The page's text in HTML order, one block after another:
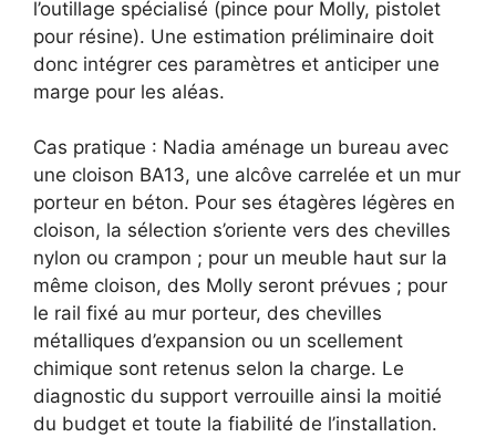
l’outillage spécialisé (pince pour Molly, pistolet
pour résine). Une estimation préliminaire doit
donc intégrer ces paramètres et anticiper une
marge pour les aléas.
Cas pratique : Nadia aménage un bureau avec
une cloison BA13, une alcôve carrelée et un mur
porteur en béton. Pour ses étagères légères en
cloison, la sélection s’oriente vers des chevilles
nylon ou crampon ; pour un meuble haut sur la
même cloison, des Molly seront prévues ; pour
le rail fixé au mur porteur, des chevilles
métalliques d’expansion ou un scellement
chimique sont retenus selon la charge. Le
diagnostic du support verrouille ainsi la moitié
du budget et toute la fiabilité de l’installation.